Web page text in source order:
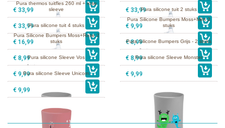
€ 33,99 € 33,99
Pura thermos tuitfles 260 ml + rose
sleeve
€ 33,99
Pura silicone tuit 2 stuks
€ 9,99
Pura silicone tuit 4 stuks
€ 16,99
Pura Silicone Bumpers Moss+Mint 2
stuks
€ 8,99
Pura Silicone Bumpers Moss+Rose 2
stuks
€ 8,99
Pura Silicone Bumpers Grijs - 2 stuks
€ 8,99
Pura silicone Sleeve Vos
€ 9,99
Pura silicone Sleeve Monster
€ 9,99
Pura silicone Sleeve Unicorn
€ 9,99